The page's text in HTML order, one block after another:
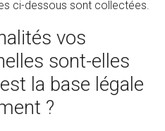
ci-dessous sont collectées.
vos
sont-elles
la base légale
?